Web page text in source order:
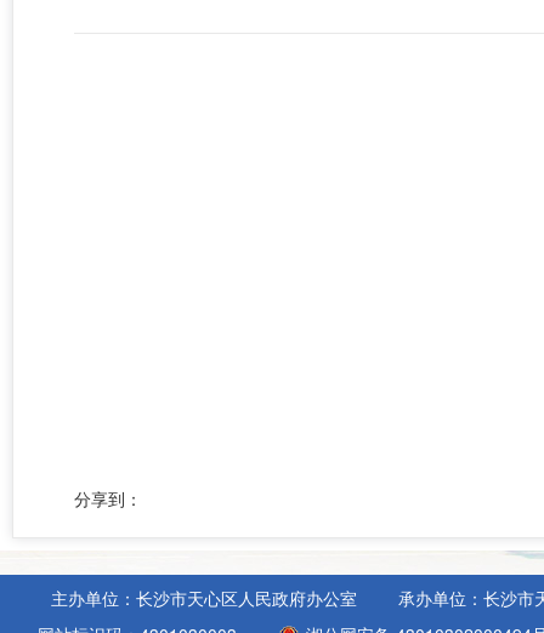
分享到：
主办单位：长沙市天心区人民政府办公室
承办单位：长沙市